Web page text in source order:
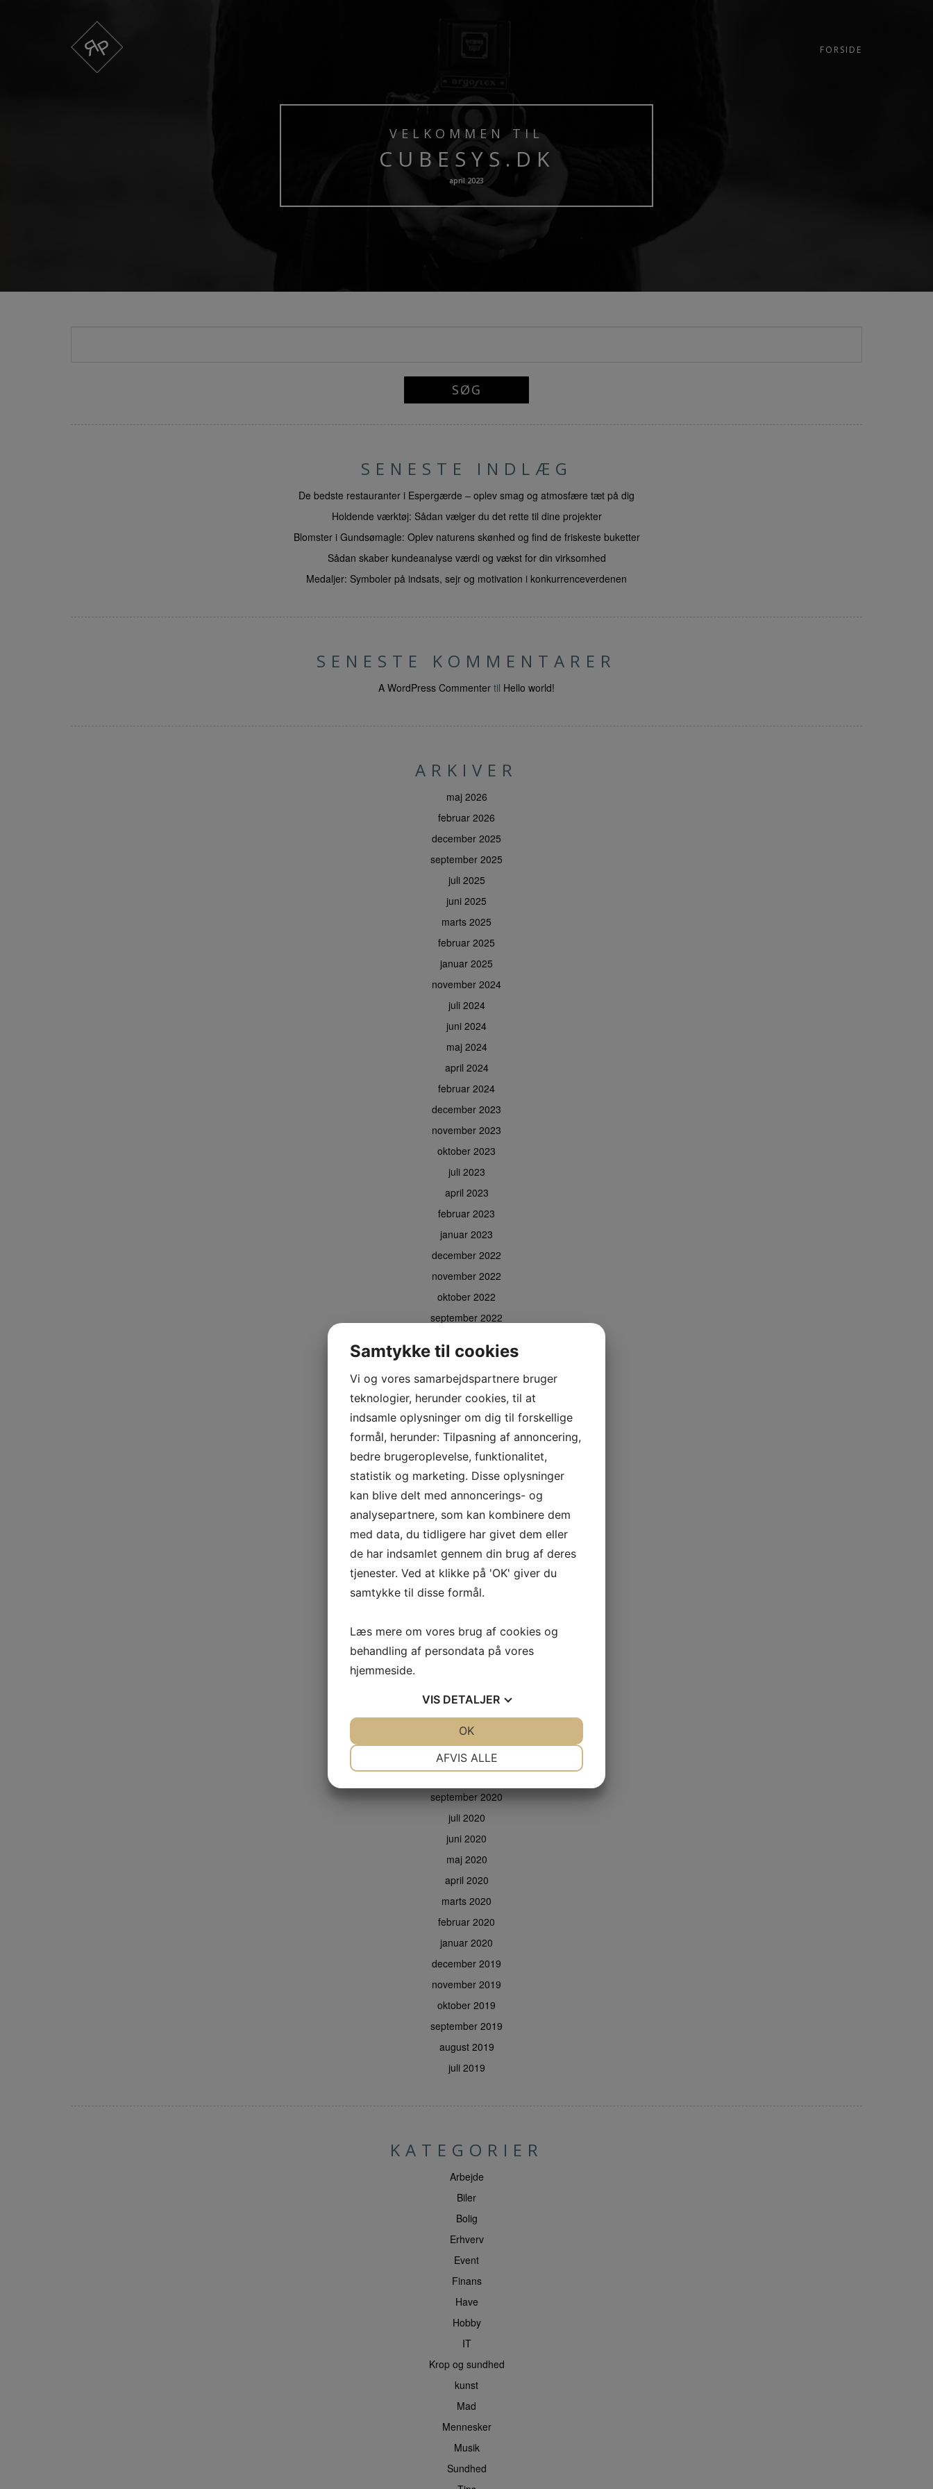
FORSIDE
VELKOMMEN TIL
CUBESYS.DK
april 2023
SENESTE INDLÆG
De bedste restauranter i Espergærde – oplev smag og atmosfære tæt på dig
Holdende værktøj: Sådan vælger du det rette til dine projekter
Blomster i Gundsømagle: Oplev naturens skønhed og find de friskeste buketter
Sådan skaber kundeanalyse værdi og vækst for din virksomhed
Medaljer: Symboler på indsats, sejr og motivation i konkurrenceverdenen
SENESTE KOMMENTARER
A WordPress Commenter til Hello world!
ARKIVER
maj 2026
februar 2026
december 2025
september 2025
juli 2025
juni 2025
marts 2025
februar 2025
januar 2025
november 2024
juli 2024
juni 2024
maj 2024
april 2024
februar 2024
december 2023
november 2023
oktober 2023
juli 2023
april 2023
februar 2023
januar 2023
december 2022
november 2022
oktober 2022
september 2022
juli 2022
maj 2022
april 2022
marts 2022
februar 2022
januar 2022
december 2021
september 2021
august 2021
juli 2021
maj 2021
april 2021
februar 2021
december 2020
november 2020
oktober 2020
september 2020
juli 2020
juni 2020
maj 2020
april 2020
marts 2020
februar 2020
januar 2020
december 2019
november 2019
oktober 2019
september 2019
august 2019
juli 2019
KATEGORIER
Arbejde
Biler
Bolig
Erhverv
Event
Finans
Have
Hobby
IT
Krop og sundhed
kunst
Mad
Mennesker
Musik
Sundhed
Samtykke til cookies
Vi og vores samarbejdspartnere bruger
teknologier, herunder cookies, til at
indsamle oplysninger om dig til forskellige
formål, herunder: Tilpasning af annoncering,
bedre brugeroplevelse, funktionalitet,
statistik og marketing. Disse oplysninger
kan blive delt med annoncerings- og
analysepartnere, som kan kombinere dem
med data, du tidligere har givet dem eller
de har indsamlet gennem din brug af deres
tjenester. Ved at klikke på 'OK' giver du
samtykke til disse formål.
Læs mere om vores brug af cookies og
behandling af persondata på vores
hjemmeside.
VIS DETALJER
MARKETING STATISTIK
AFVIS ALLE
OK